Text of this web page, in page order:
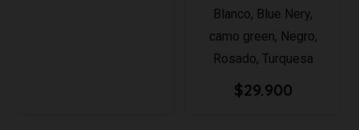
$65.900.
Blanco, Blue Nery,
camo green, Negro,
Rosado, Turquesa
$29.900